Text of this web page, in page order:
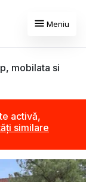
Meniu
mobilata si
activă,
similare